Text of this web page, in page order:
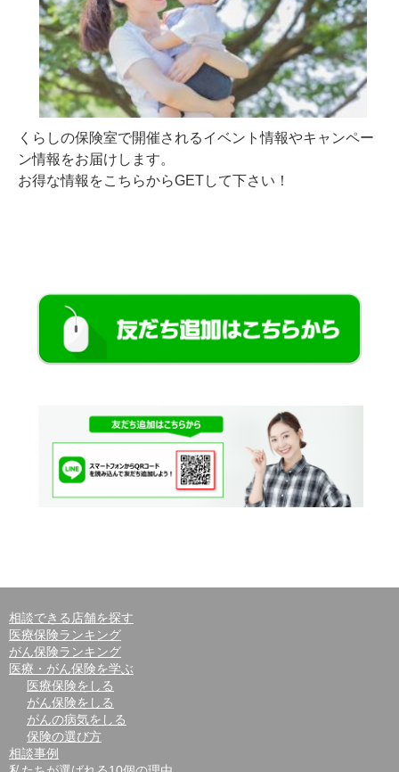
くらしの保険室で開催されるイベント情報やキャンペー
ン情報をお届けします。
お得な情報をこちらからGETして下さい！
相談できる店舗を探す
医療保険ランキング
がん保険ランキング
医療・がん保険を学ぶ
医療保険をしる
がん保険をしる
がんの病気をしる
保険の選び方
相談事例